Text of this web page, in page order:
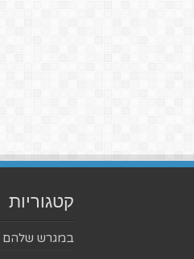
קטגוריות
במגרש שלהם